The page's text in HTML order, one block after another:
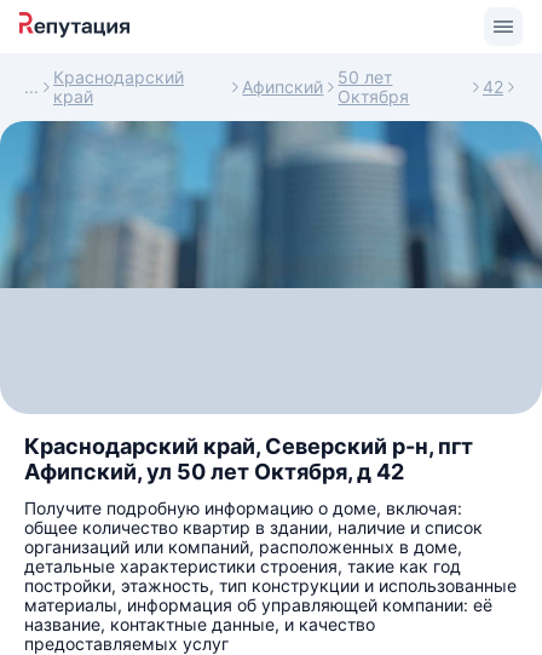
Краснодарский
край
Афипский
50 лет
Октября
42
Краснодарский край, Северский р-н, пгт
Афипский, ул 50 лет Октября, д 42
Получите подробную информацию о доме, включая:
общее количество квартир в здании, наличие и список
организаций или компаний, расположенных в доме,
детальные характеристики строения, такие как год
постройки, этажность, тип конструкции и использованные
материалы, информация об управляющей компании: её
название, контактные данные, и качество
предоставляемых услуг